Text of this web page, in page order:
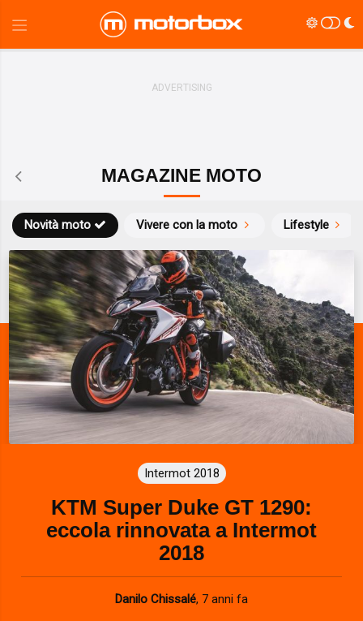
MAGAZINE MOTO
Novità moto Vivere con la moto Lifestyle
Intermot 2018
KTM Super Duke GT 1290:
eccola rinnovata a Intermot
2018
Danilo Chissalé, 7 anni fa